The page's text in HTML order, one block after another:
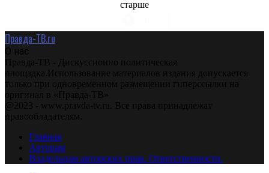
старше
Правда-ТВ.ru
О нас
Правда-ТВ - Дискуссионно политическая
площадка.Использование материалов издания допускается
только при одновременном размещении гиперссылки на
оригинал в «Правда-ТВ»
@2023 - www.pravda-tv.ru. Все права принадлежат
правообладателям.
Главная
Авторам
Владельцам авторских прав. Ответственности.